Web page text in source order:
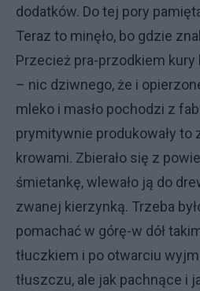
dodatków. Do tej pory
Teraz to minęło, bo gdzie
Przecież pra-przodkiem kury
– nic dziwnego, że i
mleko i masło pochodzi z
prymitywnie produkowały to
krowami. Zbierało się z
śmietankę, wlewało ją do
zwanej kierzynką. Trzeba
pomachać w górę-w dół
tłuczkiem i po otwarciu
tłuszczu, ale jak pachnące i